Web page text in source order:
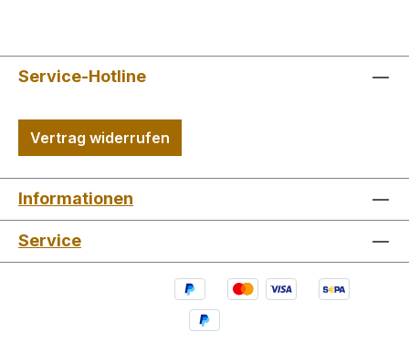
Service-Hotline
Vertrag widerrufen
Informationen
Service